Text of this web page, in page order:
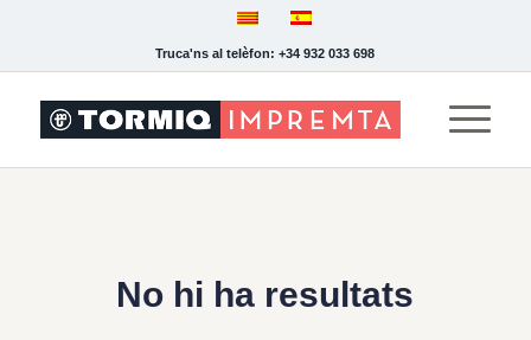
Truca'ns al telèfon: +34 932 033 698
No hi ha resultats